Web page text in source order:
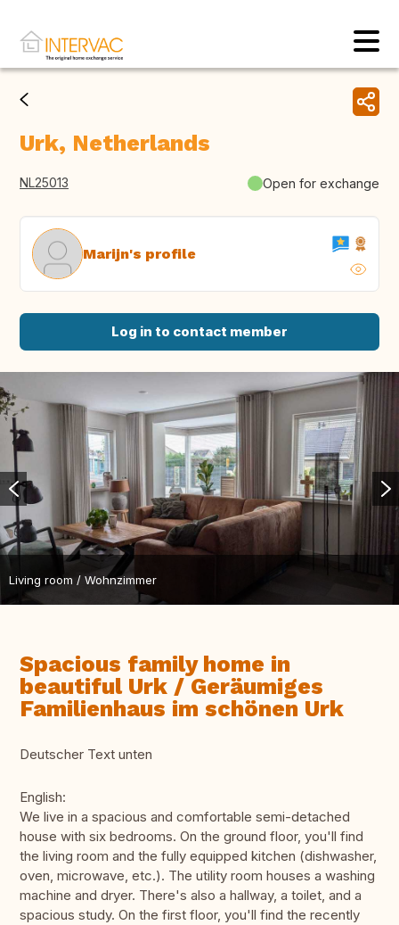
Urk, Netherlands
NL25013 Open for exchange
Marijn's profile
Log in to contact member
Living room / Wohnzimmer
Spacious family home in
beautiful Urk / Geräumiges
Familienhaus im schönen Urk
Deutscher Text unten
English:
We live in a spacious and comfortable semi-detached
house with six bedrooms. On the ground floor, you'll find
the living room and the fully equipped kitchen (dishwasher,
oven, microwave, etc.). The utility room houses a washing
machine and dryer. There's also a hallway, a toilet, and a
spacious study. On the first floor, you'll find the recently